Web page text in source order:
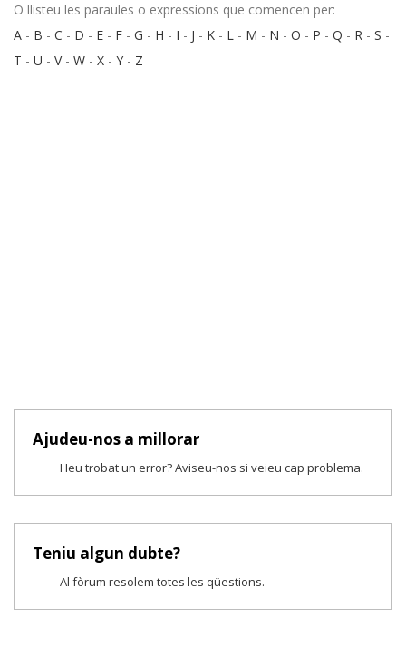
O llisteu les paraules o expressions que comencen per:
A - B - C - D - E - F - G - H - I - J - K - L - M - N - O - P - Q - R - S -
T - U - V- W - X - Y - Z
Ajudeu-nos a millorar
Heu trobat un error? Aviseu-nos si veieu cap problema.
Teniu algun dubte?
Al fòrum resolem totes les qüestions.